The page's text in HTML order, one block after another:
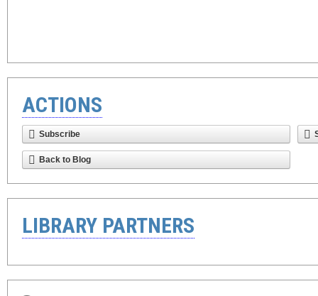
ACTIONS
Subscribe
Back to Blog
LIBRARY PARTNERS